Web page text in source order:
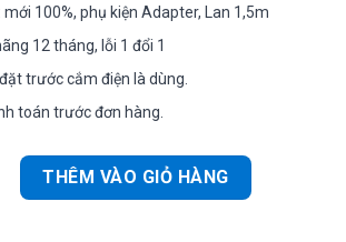
: mới 100%, phụ kiện Adapter, Lan 1,5m
12 tháng, lỗi 1 đổi 1
trước cắm điện là dùng.
toán trước đơn hàng.
| Router kích sóng WiFi cắm điện tốc độ
THÊM VÀO GIỎ HÀNG